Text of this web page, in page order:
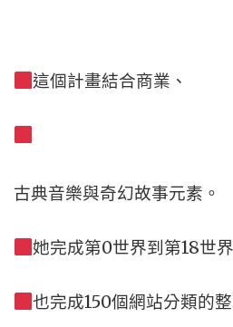
這個計畫結合商業、
古典音樂與奇幻故事元素。
她完成第0世界到第18世
也完成150個網站分類的